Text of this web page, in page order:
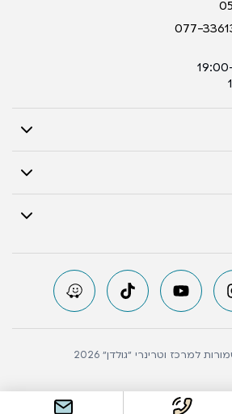
077-
למרכז וטרינרי ״גולדן״ 2026